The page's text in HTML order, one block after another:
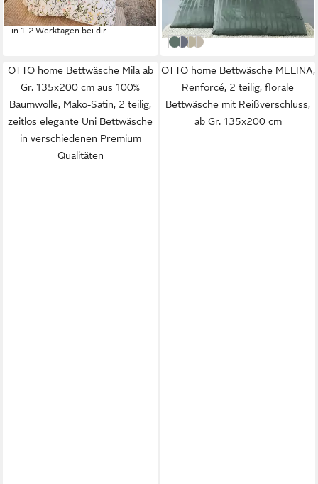
-56%
in 1-2 Werktagen bei dir
-47%
in 1-2 Werktagen bei dir
grünanthrazit
beigecreme
OTTO home Bettwäsche Mila ab
Gr. 135x200 cm aus 100%
Baumwolle, Mako-Satin, 2 teilig,
zeitlos elegante Uni Bettwäsche
in verschiedenen Premium
Qualitäten
OTTO home Bettwäsche MELINA,
Renforcé, 2 teilig, florale
Bettwäsche mit Reißverschluss,
ab Gr. 135x200 cm